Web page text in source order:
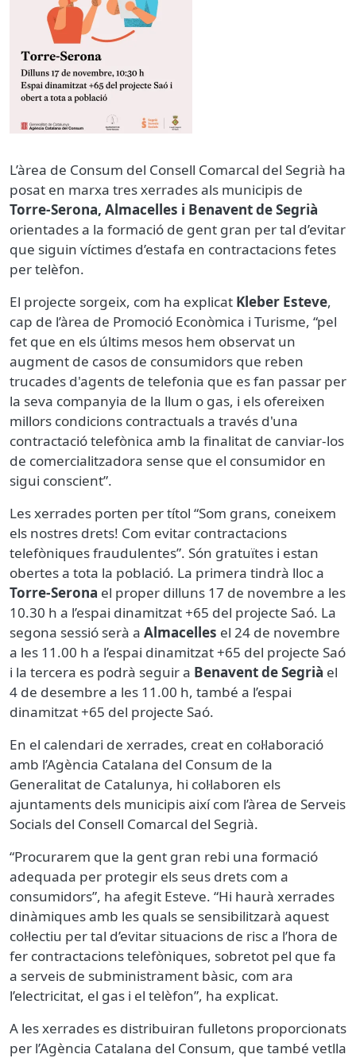
L’àrea de Consum del Consell Comarcal del Segrià ha
posat en marxa tres xerrades als municipis de
Torre-Serona, Almacelles i Benavent de Segrià
orientades a la formació de gent gran per tal d’evitar
que siguin víctimes d’estafa en contractacions fetes
per telèfon.
El projecte sorgeix, com ha explicat Kleber Esteve,
cap de l’àrea de Promoció Econòmica i Turisme, “pel
fet que en els últims mesos hem observat un
augment de casos de consumidors que reben
trucades d'agents de telefonia que es fan passar per
la seva companyia de la llum o gas, i els ofereixen
millors condicions contractuals a través d'una
contractació telefònica amb la finalitat de canviar-los
de comercialitzadora sense que el consumidor en
sigui conscient”.
Les xerrades porten per títol “Som grans, coneixem
els nostres drets! Com evitar contractacions
telefòniques fraudulentes”. Són gratuïtes i estan
obertes a tota la població. La primera tindrà lloc a
Torre-Serona el proper dilluns 17 de novembre a les
10.30 h a l’espai dinamitzat +65 del projecte Saó. La
segona sessió serà a Almacelles el 24 de novembre
a les 11.00 h a l’espai dinamitzat +65 del projecte Saó
i la tercera es podrà seguir a Benavent de Segrià el
4 de desembre a les 11.00 h, també a l’espai
dinamitzat +65 del projecte Saó.
En el calendari de xerrades, creat en col·laboració
amb l’Agència Catalana del Consum de la
Generalitat de Catalunya, hi col·laboren els
ajuntaments dels municipis així com l’àrea de Serveis
Socials del Consell Comarcal del Segrià.
“Procurarem que la gent gran rebi una formació
adequada per protegir els seus drets com a
consumidors”, ha afegit Esteve. “Hi haurà xerrades
dinàmiques amb les quals se sensibilitzarà aquest
col·lectiu per tal d’evitar situacions de risc a l’hora de
fer contractacions telefòniques, sobretot pel que fa
a serveis de subministrament bàsic, com ara
l’electricitat, el gas i el telèfon”, ha explicat.
A les xerrades es distribuiran fulletons proporcionats
per l’Agència Catalana del Consum, que també vetlla